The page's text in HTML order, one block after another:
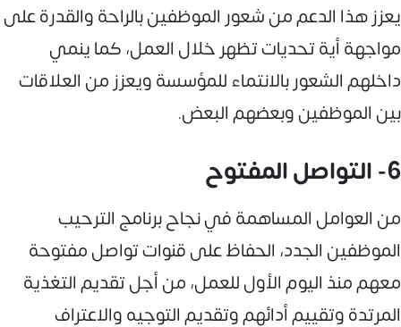
يعزز هذا الدعم من شعور الموظفين بالراحة والقدرة على
مواجهة أية تحديات تظهر خلال العمل، كما ينمي
داخلهم الشعور بالانتماء للمؤسسة ويعزز من العلاقات
بين الموظفين وبعضهم البعض.
6- التواصل المفتوح
من العوامل المساهمة في نجاح برنامج الترحيب
الموظفين الجدد، الحفاظ على قنوات تواصل مفتوحة
معهم منذ اليوم الأول للعمل، من أجل تقديم التغذية
المرتدة وتقييم أدائهم وتقديم التوجيه والاعتراف